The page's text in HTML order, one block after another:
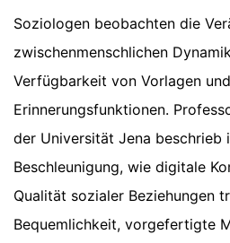
Soziologen beobachten die
zwischenmenschlichen
Verfügbarkeit von Vorlagen
Erinnerungsfunktionen.
der Universität Jena beschrieb
Beschleunigung, wie digitale
Qualität sozialer Beziehungen
Bequemlichkeit, vorgefertigte